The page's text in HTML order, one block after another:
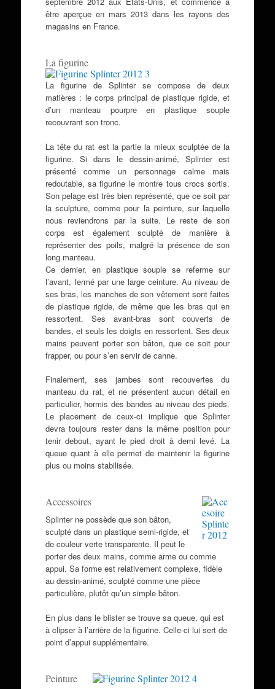
être aperçue en mars 2013 dans les rayons des
magasins en France.
La figurine
La figurine de Splinter se compose de deux
matières : le corps principal de plastique rigide, et
d’un manteau pourpre en plastique souple
recouvrant son tronc.
La tête du rat est la partie la mieux sculptée de la
figurine. Si dans le dessin-animé, Splinter est
présenté comme un personnage calme mais
redoutable, sa figurine le montre tous crocs sortis.
Son pelage est très bien représenté, que ce soit par
la sculpture, comme pour la peinture, sur laquelle
nous reviendrons par la suite. Le reste de son
corps est également sculpté de manière à
représenter des poils, malgré la présence de son
long manteau.
Ce dernier, en plastique souple se referme sur
l’avant, fermé par une large ceinture. Au niveau de
ses bras, les manches de son vêtement sont faites
de plastique rigide, de même que les bras qui en
ressortent. Ses avant-bras sont couverts de
bandes, et seuls les doigts en ressortent. Ses deux
mains peuvent porter son bâton, que ce soit pour
frapper, ou pour s’en servir de canne.
Finalement, ses jambes sont recouvertes du
manteau du rat, et ne présentent aucun détail en
particulier, hormis des bandes au niveau des pieds.
Le placement de ceux-ci implique que Splinter
devra toujours rester dans la même position pour
tenir debout, ayant le pied droit à demi levé. La
queue quant à elle permet de maintenir la figurine
plus ou moins stabilisée.
Accessoires
Splinter ne possède que son bâton,
sculpté dans un plastique semi-rigide, et
de couleur verte transparente. Il peut le
porter des deux mains, comme arme ou comme
appui. Sa forme est relativement complexe, fidèle
au dessin-animé, sculpté comme une pièce
particulière, plutôt qu’un simple bâton.
En plus dans le blister se trouve sa queue, qui est
à clipser à l’arrière de la figurine. Celle-ci lui sert de
point d’appui supplémentaire.
Peinture